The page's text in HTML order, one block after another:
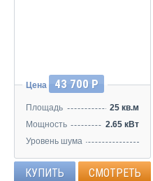
Цена 43 700 Р
Площадь
25 кв.м
Мощность
2.65 кВт
Уровень шума
КУПИТЬ СМОТРЕТЬ